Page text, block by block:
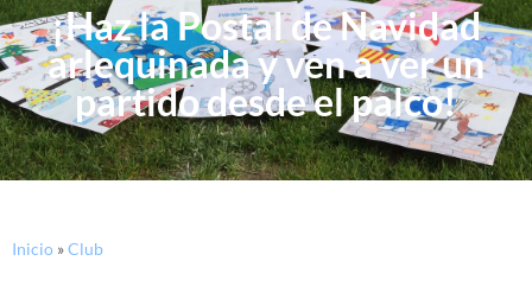
¡Haz la Postal de Navidad
arlequinada y ven a ver un
partido desde el palco!
Inicio »Club